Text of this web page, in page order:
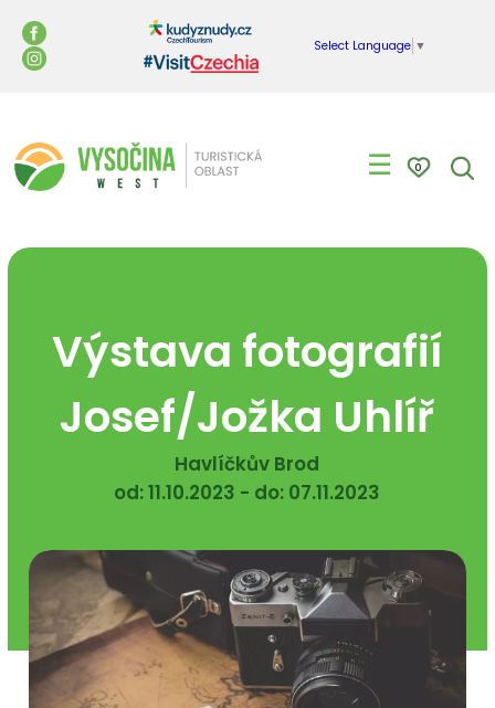
Select Language ▼
☰ 0
Výstava fotografií
Josef/Jožka Uhlíř
Havlíčkův Brod
od: 11.10.2023 - do: 07.11.2023